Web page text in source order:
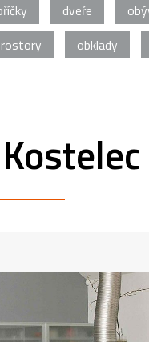
dveře
obklady